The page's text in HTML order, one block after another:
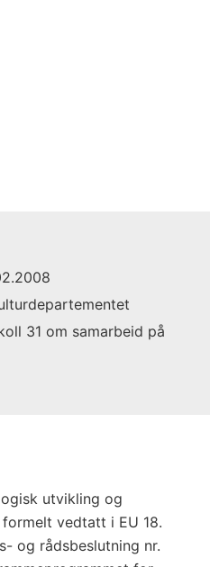
31 om samarbeid på
utvikling og
vedtatt i EU 18.
og rådsbeslutning nr.